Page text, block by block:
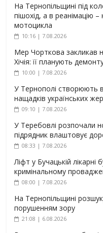
На Тернопільщині під
пішохід, а в реанімацію
мотоцикла
10:16 | 7.08.2026
Мер Чорткова закликав
Хічія: її планують
10:00 | 7.08.2026
У Тернополі створюють
нащадків українських
09:10 | 7.08.2026
У Теребовлі розпочали
підрядник влаштовує
08:33 | 7.08.2026
Ліфт у Бучацькій
кримінальному
08:00 | 7.08.2026
На Тернопільщині
порушенням зору
21:08 | 6.08.2026